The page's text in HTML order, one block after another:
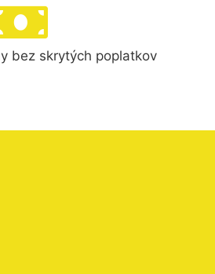
bez skrytých poplatkov